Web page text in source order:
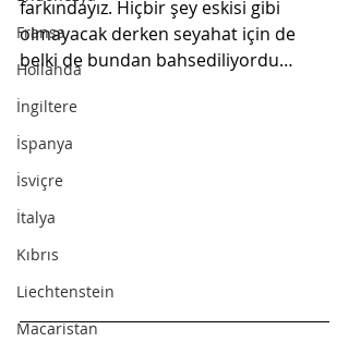
Fransa
Hollanda
İngiltere
İspanya
İsviçre
İtalya
Kıbrıs
Liechtenstein
Macaristan
farkındayız. Hiçbir şey eskisi gibi
olmayacak derken seyahat için de
belki de bundan bahsediliyordu…